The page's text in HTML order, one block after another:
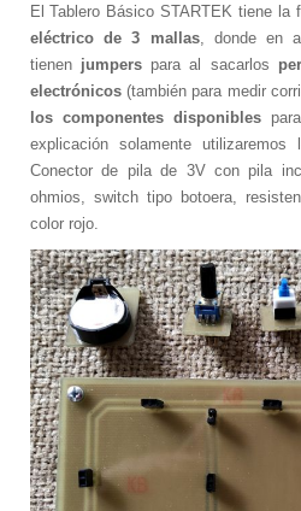
Escáner 3D
Impresoras 3D
Filamentos para impresoras
Interfases de conexión
Kits de Aprendizaje
Construye tu Impresora 3D
Gamificación Varitek
Mapas Digitales Interactivos
Kit de Robótica para principiantes
Robótica para Escuelas y Colegios
Softek Educativo
Softek Evalúa
Varitek Games
Varitek Smart Education
Varitek Programación
Varitek PDI
El Tablero Básico STARTEK tiene la
eléctrico de 3 mallas, donde en
tienen jumperspara al sacarlos
electrónicos(también para medir
los componentes disponiblespara
explicación solamente utilizaremos
Conector de pila de 3V con pila
ohmios, switch tipo botoera,
color rojo.